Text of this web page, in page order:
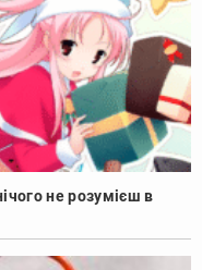
не розумієш в